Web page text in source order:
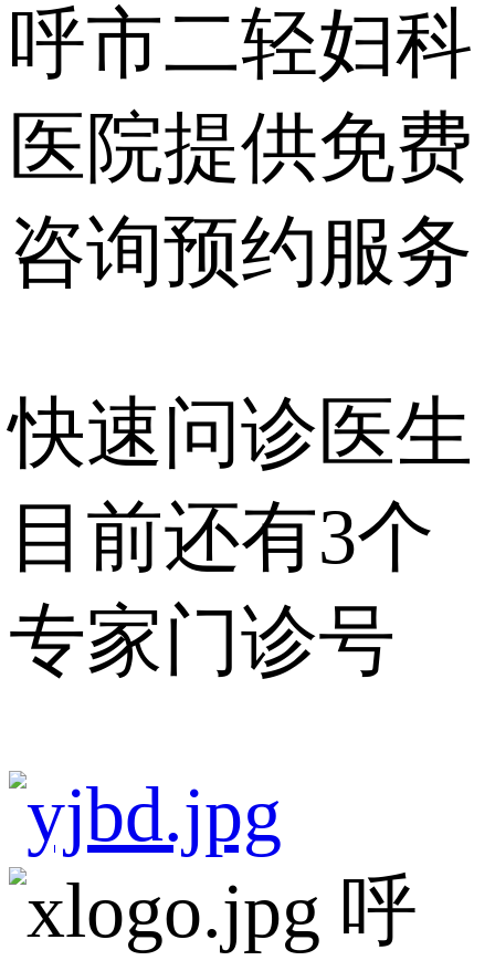
呼市二轻妇科
医院提供免费
咨询预约服务
快速问诊医生
目前还有3个
专家门诊号
呼